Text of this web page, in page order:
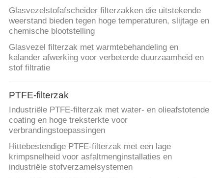
Glasvezelstofafscheider filterzakken die uitstekende
weerstand bieden tegen hoge temperaturen, slijtage en
chemische blootstelling
Glasvezel filterzak met warmtebehandeling en
kalander afwerking voor verbeterde duurzaamheid en
stof filtratie
PTFE-filterzak
Industriële PTFE-filterzak met water- en olieafstotende
coating en hoge treksterkte voor
verbrandingstoepassingen
Hittebestendige PTFE-filterzak met een lage
krimpsnelheid voor asfaltmenginstallaties en
industriële stofverzamelsystemen